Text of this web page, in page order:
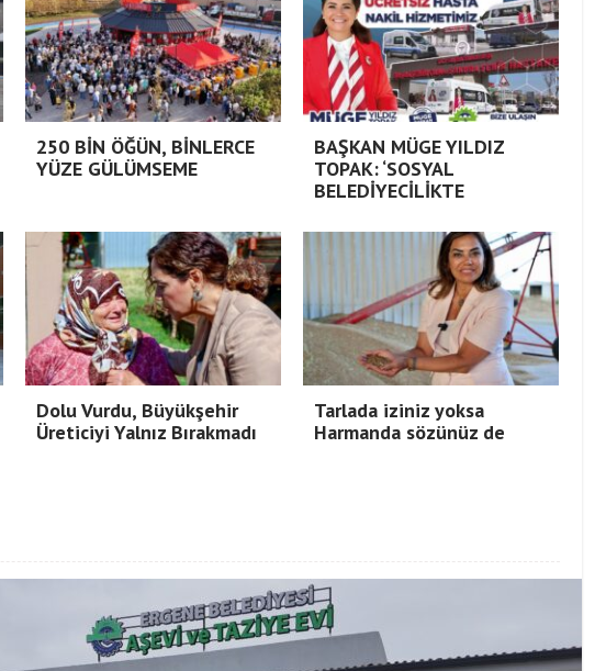
250 BİN ÖĞÜN, BİNLERCE
YÜZE GÜLÜMSEME
BAŞKAN MÜGE YILDIZ
TOPAK: ‘SOSYAL
BELEDİYECİLİKTE
Dolu Vurdu, Büyükşehir
Üreticiyi Yalnız Bırakmadı
Tarlada iziniz yoksa
Harmanda sözünüz de